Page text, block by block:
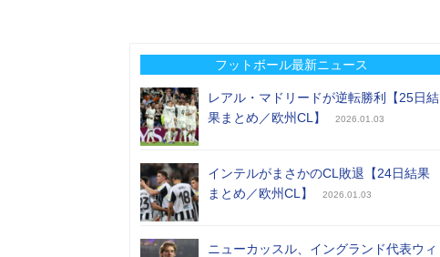
フットボール最新ニュース
レアル・マドリードが逆転勝利【25日結
果まとめ／欧州CL】
2026.01.03
インテルがまさかのCL敗退【24日結果
まとめ／欧州CL】
2026.01.03
ニューカッスル、イングランド代表ウィ